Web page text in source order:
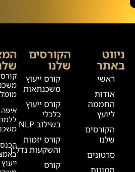
הקורסים
שלנו
קורס ייעוץ
משכנתאות
קורס ייעוץ
כלכלי
בשילוב NLP
קורס יזמות
והשקעות נדל"ן
קורס
קורס
ייעוץ
ניווט
באתר
ראשי
אודות
החממה
ליועץ
הקורסים
שלנו
סרטונים